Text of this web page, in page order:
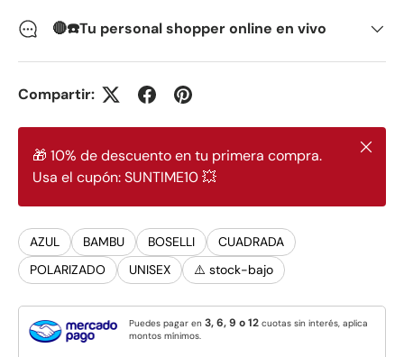
🔴☎️Tu personal shopper online en vivo
Compartir:
🎁 10% de descuento en tu primera compra.
Usa el cupón: SUNTIME10 💥
Cerrar
AZUL BAMBU BOSELLI
CUADRADA
POLARIZADO
UNISEX ⚠️ stock-bajo
Puedes pagar en 3, 6, 9 o 12 cuotas sin interés, aplica
montos mínimos.